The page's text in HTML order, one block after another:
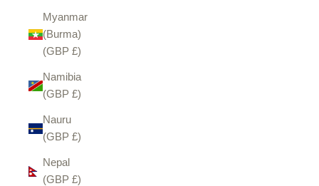
Myanmar
(Burma)
(GBP £)
Namibia
(GBP £)
Nauru
(GBP £)
Nepal
(GBP £)